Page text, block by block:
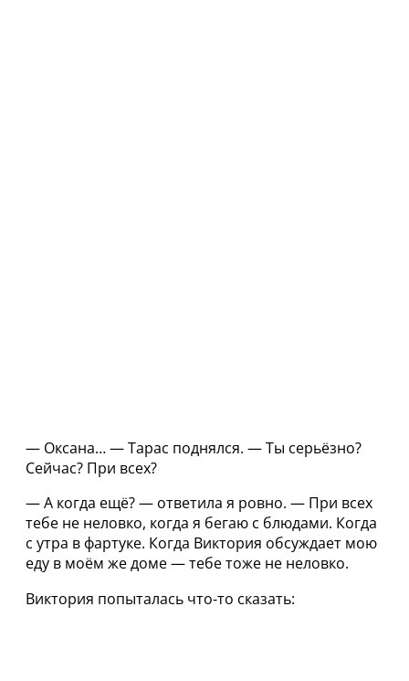
— Оксана… — Тарас поднялся. — Ты серьёзно?
Сейчас? При всех?
— А когда ещё? — ответила я ровно. — При всех
тебе не неловко, когда я бегаю с блюдами. Когда
с утра в фартуке. Когда Виктория обсуждает мою
еду в моём же доме — тебе тоже не неловко.
Виктория попыталась что‑то сказать: